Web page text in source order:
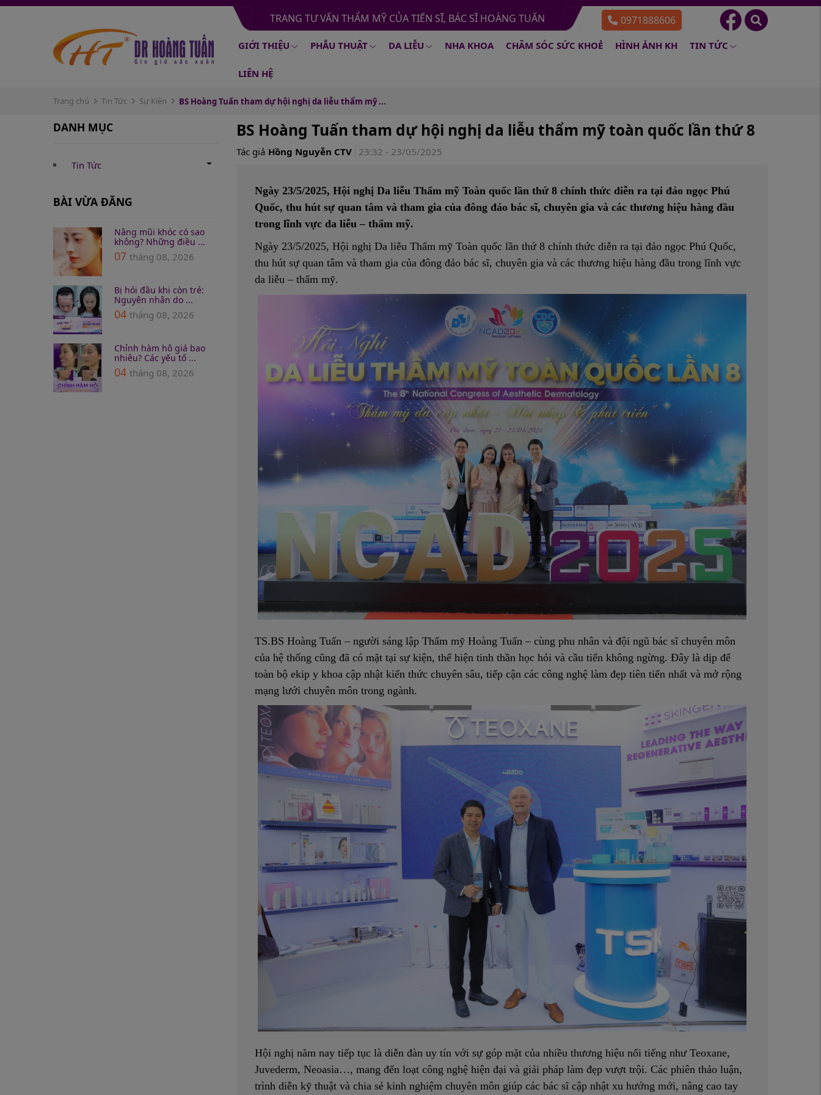
TRANG TƯ VẤN THẨM MỸ CỦA TIẾN SĨ, BÁC SĨ HOÀNG TUẤN 0971888606
GIỚI THIỆU PHẪU THUẬT DA LIỄU NHA KHOA CHĂM SÓC SỨC KHOẺ HÌNH ẢNH KH TIN TỨC
LIÊN HỆ
Trang chủ Tin Tức Sự Kiện BS Hoàng Tuấn tham dự hội nghị da liễu thẩm mỹ ...
DANH MỤC
Tin Tức
BÀI VỪA ĐĂNG
Nâng mũi khóc có sao
không? Những điều ...
07 tháng 08, 2026
Bị hói đầu khi còn trẻ:
Nguyên nhân do ...
04 tháng 08, 2026
Chỉnh hàm hô giá bao
nhiêu? Các yếu tố ...
04 tháng 08, 2026
BS Hoàng Tuấn tham dự hội nghị da liễu thẩm mỹ toàn quốc lần thứ 8
Tác giả Hồng Nguyễn CTV 23:32 - 23/05/2025
Ngày 23/5/2025, Hội nghị Da liễu Thẩm mỹ Toàn quốc lần thứ 8 chính thức diễn ra tại đảo ngọc Phú
Quốc, thu hút sự quan tâm và tham gia của đông đảo bác sĩ, chuyên gia và các thương hiệu hàng đầu
trong lĩnh vực da liễu – thẩm mỹ.
Ngày 23/5/2025, Hội nghị Da liễu Thẩm mỹ Toàn quốc lần thứ 8 chính thức diễn ra tại đảo ngọc Phú Quốc,
thu hút sự quan tâm và tham gia của đông đảo bác sĩ, chuyên gia và các thương hiệu hàng đầu trong lĩnh vực
da liễu – thẩm mỹ.
TS.BS Hoàng Tuấn – người sáng lập Thẩm mỹ Hoàng Tuấn – cùng phu nhân và đội ngũ bác sĩ chuyên môn
của hệ thống cũng đã có mặt tại sự kiện, thể hiện tinh thần học hỏi và cầu tiến không ngừng. Đây là dịp để
toàn bộ ekip y khoa cập nhật kiến thức chuyên sâu, tiếp cận các công nghệ làm đẹp tiên tiến nhất và mở rộng
mạng lưới chuyên môn trong ngành.
Hội nghị năm nay tiếp tục là diễn đàn uy tín với sự góp mặt của nhiều thương hiệu nổi tiếng như Teoxane,
Juvederm, Neoasia…, mang đến loạt công nghệ hiện đại và giải pháp làm đẹp vượt trội. Các phiên thảo luận,
trình diễn kỹ thuật và chia sẻ kinh nghiệm chuyên môn giúp các bác sĩ cập nhật xu hướng mới, nâng cao tay